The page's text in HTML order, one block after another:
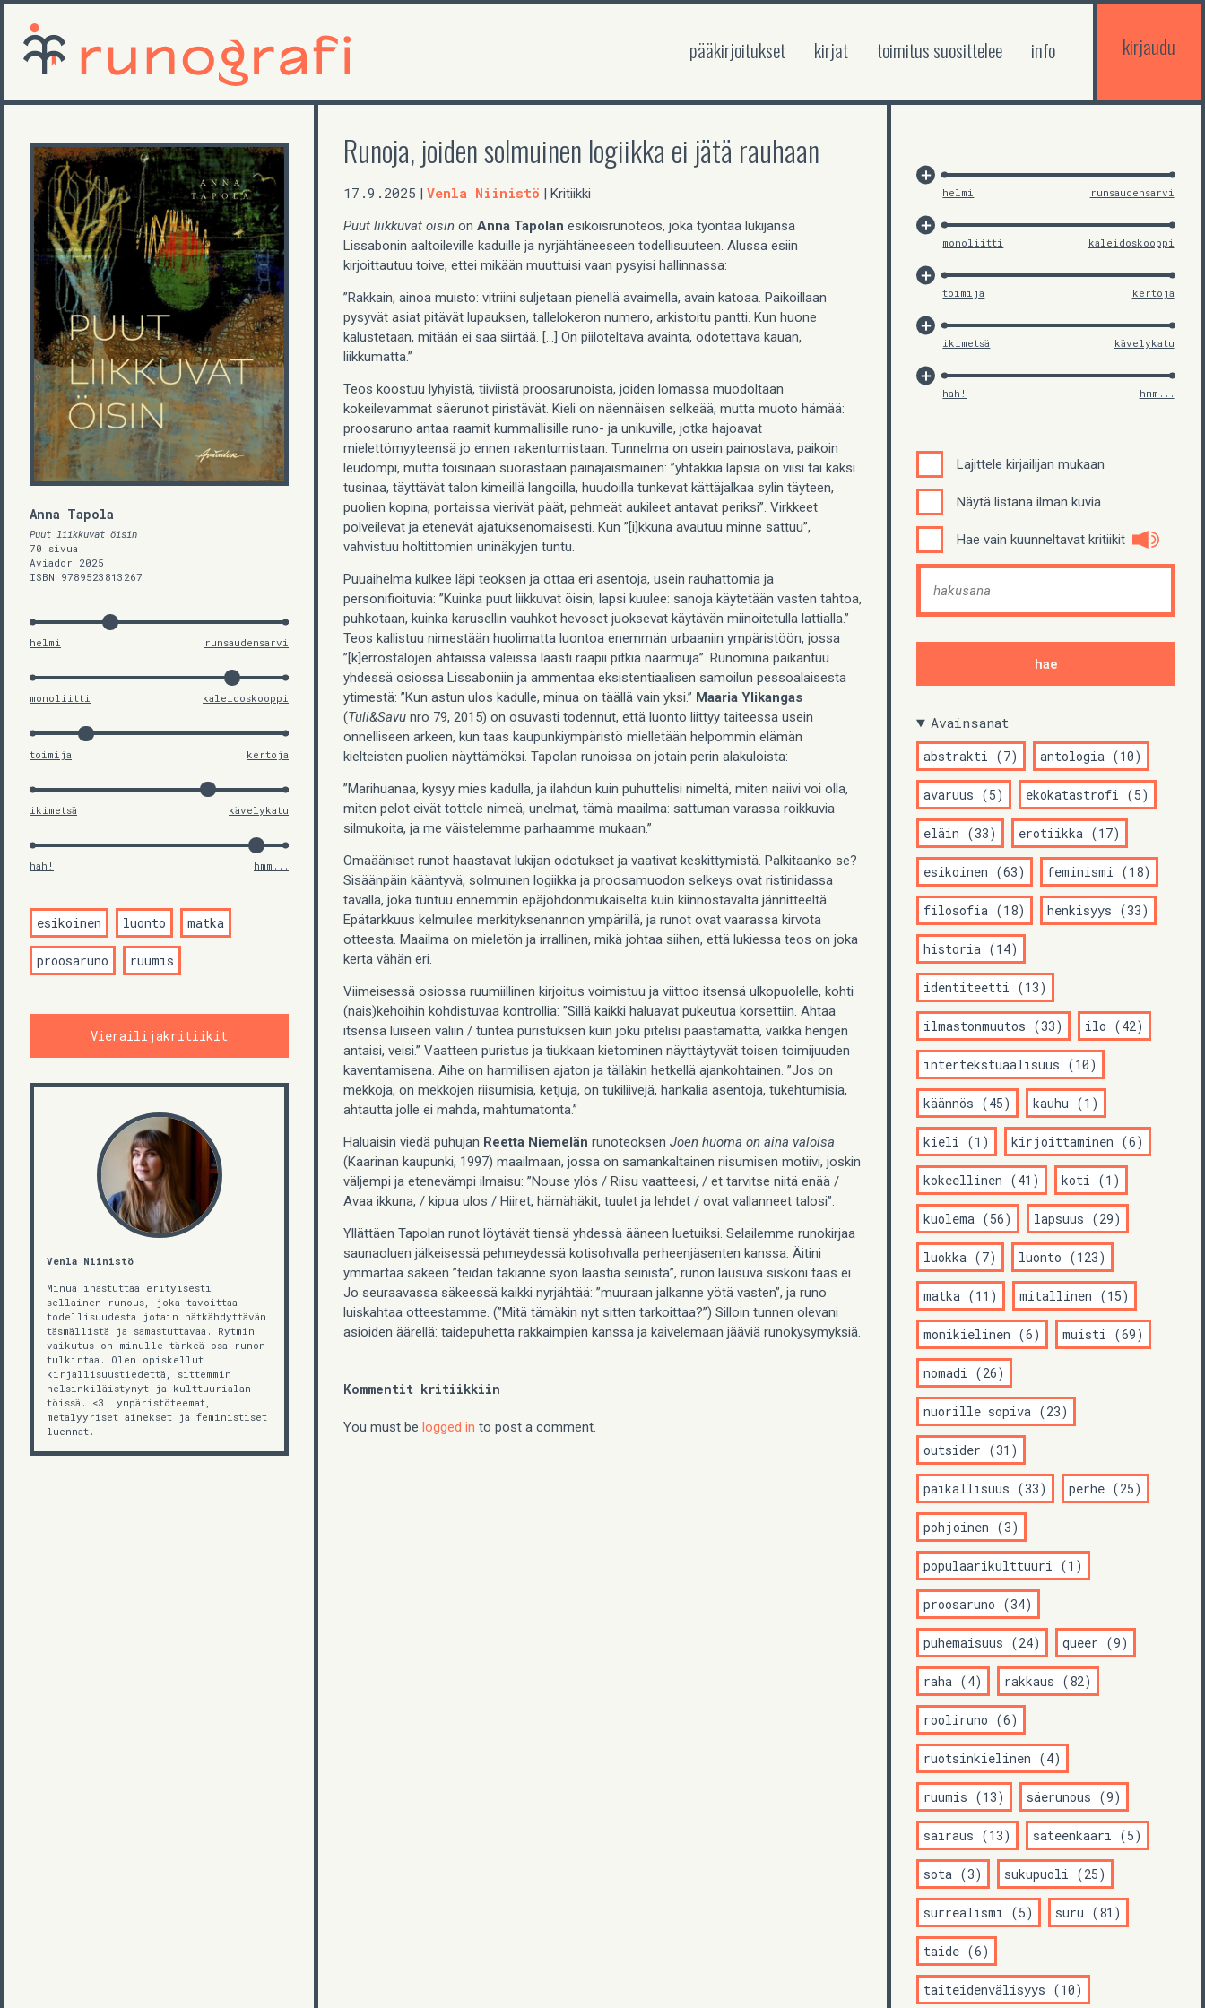
kirjaudu
pääkirjoitukset kirjat toimitus suosittelee info
Anna Tapola
Puut liikkuvat öisin
70 sivua
Aviador 2025
ISBN 9789523813267
helmi runsaudensarvi
monoliitti kaleidoskooppi
toimija kertoja
ikimetsä kävelykatu
hah! hmm...
esikoinen luonto matka
proosaruno ruumis
Vierailijakritiikit
Venla Niinistö
Minua ihastuttaa erityisesti
sellainen runous, joka tavoittaa
todellisuudesta jotain hätkähdyttävän
täsmällistä ja samastuttavaa. Rytmin
vaikutus on minulle tärkeä osa runon
tulkintaa. Olen opiskellut
kirjallisuustiedettä, sittemmin
helsinkiläistynyt ja kulttuurialan
töissä. <3: ympäristöteemat,
metalyyriset ainekset ja feministiset
luennat.
Runoja, joiden solmuinen logiikka ei jätä rauhaan
17.9.2025 | Venla Niinistö | Kritiikki
Puut liikkuvat öisin on Anna Tapolan esikoisrunoteos, joka työntää lukijansa
Lissabonin aaltoileville kaduille ja nyrjähtäneeseen todellisuuteen. Alussa esiin
kirjoittautuu toive, ettei mikään muuttuisi vaan pysyisi hallinnassa:
”Rakkain, ainoa muisto: vitriini suljetaan pienellä avaimella, avain katoaa. Paikoillaan
pysyvät asiat pitävät lupauksen, tallelokeron numero, arkistoitu pantti. Kun huone
kalustetaan, mitään ei saa siirtää. […] On piiloteltava avainta, odotettava kauan,
liikkumatta.”
Teos koostuu lyhyistä, tiiviistä proosarunoista, joiden lomassa muodoltaan
kokeilevammat säerunot piristävät. Kieli on näennäisen selkeää, mutta muoto hämää:
proosaruno antaa raamit kummallisille runo- ja unikuville, jotka hajoavat
mielettömyyteensä jo ennen rakentumistaan. Tunnelma on usein painostava, paikoin
leudompi, mutta toisinaan suorastaan painajaismainen: ”yhtäkkiä lapsia on viisi tai kaksi
tusinaa, täyttävät talon kimeillä langoilla, huudoilla tunkevat kättäjalkaa sylin täyteen,
puolien kopina, portaissa vierivät päät, pehmeät aukileet antavat periksi”. Virkkeet
polveilevat ja etenevät ajatuksenomaisesti. Kun ”[i]kkuna avautuu minne sattuu”,
vahvistuu holtittomien uninäkyjen tuntu.
Puuaihelma kulkee läpi teoksen ja ottaa eri asentoja, usein rauhattomia ja
personifioituvia: ”Kuinka puut liikkuvat öisin, lapsi kuulee: sanoja käytetään vasten tahtoa,
puhkotaan, kuinka karusellin vauhkot hevoset juoksevat käytävän miinoitetulla lattialla.”
Teos kallistuu nimestään huolimatta luontoa enemmän urbaaniin ympäristöön, jossa
”[k]errostalojen ahtaissa väleissä laasti raapii pitkiä naarmuja”. Runominä paikantuu
yhdessä osiossa Lissaboniin ja ammentaa eksistentiaalisen samoilun pessoalaisesta
ytimestä: ”Kun astun ulos kadulle, minua on täällä vain yksi.” Maaria Ylikangas
(Tuli&Savu nro 79, 2015) on osuvasti todennut, että luonto liittyy taiteessa usein
onnelliseen arkeen, kun taas kaupunkiympäristö mielletään helpommin elämän
kielteisten puolien näyttämöksi. Tapolan runoissa on jotain perin alakuloista:
”Marihuanaa, kysyy mies kadulla, ja ilahdun kuin puhuttelisi nimeltä, miten naiivi voi olla,
miten pelot eivät tottele nimeä, unelmat, tämä maailma: sattuman varassa roikkuvia
silmukoita, ja me väistelemme parhaamme mukaan.”
Omaääniset runot haastavat lukijan odotukset ja vaativat keskittymistä. Palkitaanko se?
Sisäänpäin kääntyvä, solmuinen logiikka ja proosamuodon selkeys ovat ristiriidassa
tavalla, joka tuntuu ennemmin epäjohdonmukaiselta kuin kiinnostavalta jännitteeltä.
Epätarkkuus kelmuilee merkityksenannon ympärillä, ja runot ovat vaarassa kirvota
otteesta. Maailma on mieletön ja irrallinen, mikä johtaa siihen, että lukiessa teos on joka
kerta vähän eri.
Viimeisessä osiossa ruumiillinen kirjoitus voimistuu ja viittoo itsensä ulkopuolelle, kohti
(nais)kehoihin kohdistuvaa kontrollia: ”Sillä kaikki haluavat pukeutua korsettiin. Ahtaa
itsensä luiseen väliin / tuntea puristuksen kuin joku pitelisi päästämättä, vaikka hengen
antaisi, veisi.” Vaatteen puristus ja tiukkaan kietominen näyttäytyvät toisen toimijuuden
kaventamisena. Aihe on harmillisen ajaton ja tälläkin hetkellä ajankohtainen. ”Jos on
mekkoja, on mekkojen riisumisia, ketjuja, on tukiliivejä, hankalia asentoja, tukehtumisia,
ahtautta jolle ei mahda, mahtumatonta.”
Haluaisin viedä puhujan Reetta Niemelän runoteoksen Joen huoma on aina valoisa
(Kaarinan kaupunki, 1997) maailmaan, jossa on samankaltainen riisumisen motiivi, joskin
väljempi ja etenevämpi ilmaisu: ”Nouse ylös / Riisu vaatteesi, / et tarvitse niitä enää /
Avaa ikkuna, / kipua ulos / Hiiret, hämähäkit, tuulet ja lehdet / ovat vallanneet talosi”.
Yllättäen Tapolan runot löytävät tiensä yhdessä ääneen luetuiksi. Selailemme runokirjaa
saunaoluen jälkeisessä pehmeydessä kotisohvalla perheenjäsenten kanssa. Äitini
ymmärtää säkeen ”teidän takianne syön laastia seinistä”, runon lausuva siskoni taas ei.
Jo seuraavassa säkeessä kaikki nyrjähtää: ”muuraan jalkanne yötä vasten”, ja runo
luiskahtaa otteestamme. (”Mitä tämäkin nyt sitten tarkoittaa?”) Silloin tunnen olevani
asioiden äärellä: taidepuhetta rakkaimpien kanssa ja kaivelemaan jääviä runokysymyksiä.
Kommentit kritiikkiin
You must be logged in to post a comment.
helmi runsaudensarvi
monoliitti kaleidoskooppi
toimija kertoja
ikimetsä kävelykatu
hah! hmm...
Lajittele kirjailijan mukaan
Näytä listana ilman kuvia
Hae vain kuunneltavat kritiikit
Avainsanat
abstrakti (7) antologia (10)
avaruus (5) ekokatastrofi (5)
eläin (33) erotiikka (17)
esikoinen (63) feminismi (18)
filosofia (18) henkisyys (33)
historia (14)
identiteetti (13)
ilmastonmuutos (33) ilo (42)
intertekstuaalisuus (10)
käännös (45) kauhu (1)
kieli (1) kirjoittaminen (6)
kokeellinen (41) koti (1)
kuolema (56) lapsuus (29)
luokka (7) luonto (123)
matka (11) mitallinen (15)
monikielinen (6) muisti (69)
nomadi (26)
nuorille sopiva (23)
outsider (31)
paikallisuus (33) perhe (25)
pohjoinen (3)
populaarikulttuuri (1)
proosaruno (34)
puhemaisuus (24) queer (9)
raha (4) rakkaus (82)
rooliruno (6)
ruotsinkielinen (4)
ruumis (13) säerunous (9)
sairaus (13) sateenkaari (5)
sota (3) sukupuoli (25)
surrealismi (5) suru (81)
taide (6)
taiteidenvälisyys (10)